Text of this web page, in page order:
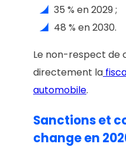
35 % en 2029 ;
48 % en 2030.
Le non-respect de
directement la
automobile.
Sanctions et
change en